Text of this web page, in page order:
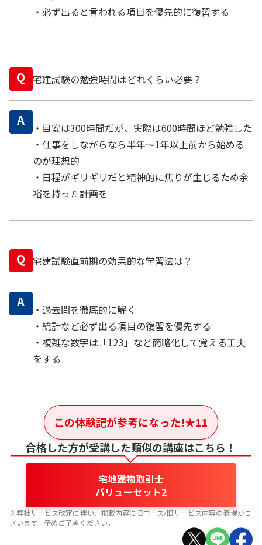
・必ず出ると言われる項目を優先的に復習する
Q 宅建試験の勉強時間はどれくらい必要？
A
・目安は300時間だが、実際は600時間ほど勉強した
・仕事をしながらなら半年〜1年以上前から始める
のが理想的
・日程がギリギリだと精神的に焦りが生じるため余
裕を持った計画を
Q 宅建試験直前期の効果的な学習法は？
A
・過去問を徹底的に解く
・統計など必ず出る項目の復習を優先する
・複雑な数字は「123」など簡略化して覚える工夫
をする
この体験記が参考になった!★11
合格した方が受講した類似の講座はこちら！
宅地建物取引士
バリューセット2
※弊社サービス改定に伴い、掲載内容に旧コース/旧サービス内容の表現がご
ざいます。予めご了承ください。